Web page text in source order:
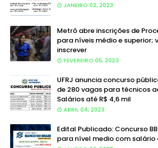
JANEIRO 02, 2023
Metrô abre inscrições de
para níveis médio e superior;
inscrever
FEVEREIRO 05, 2023
UFRJ anuncia concurso
de 280 vagas para técnicos
Salários até R$ 4,6 mil
ABRIL 04, 2023
Edital Publicado: Concurso
para nível medio com salário